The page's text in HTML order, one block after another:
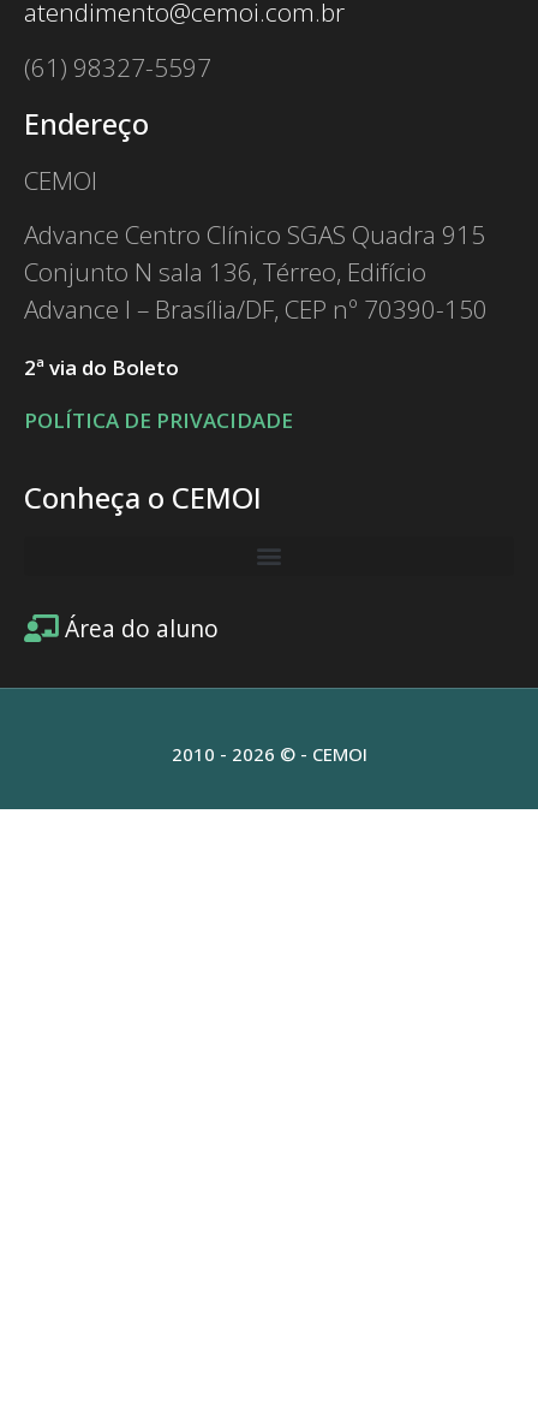
atendimento@cemoi.com.br
(61) 98327-5597
Endereço
CEMOI
Advance Centro Clínico SGAS Quadra 915
Conjunto N sala 136, Térreo, Edifício
Advance I – Brasília/DF, CEP nº 70390-150
2ª via do Boleto
POLÍTICA DE PRIVACIDADE
Conheça o CEMOI
Área do aluno
2010 - 2026 © - CEMOI